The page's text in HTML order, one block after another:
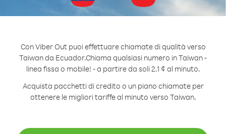
Con Viber Out puoi effettuare chiamate di qualità verso
Taiwan da Ecuador.Chiama qualsiasi numero in Taiwan -
linea fissa o mobile! - a partire da soli 2.1 ¢ al minuto.
Acquista pacchetti di credito o un piano chiamate per
ottenere le migliori tariffe al minuto verso Taiwan.